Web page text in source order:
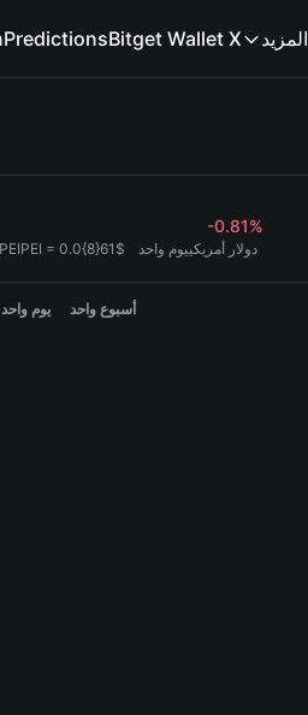
PredictionsBitget Wallet X المزيد
-0.81%
1 PEIPEI = 0.0{8}61$ دولار أمريكييوم واحد
يوم واحد أسبوع واحد